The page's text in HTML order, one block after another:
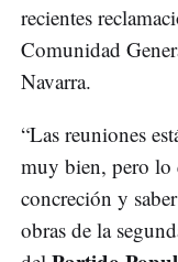
recientes
Comunidad
Navarra.
“Las reuniones
muy bien, pero lo
concreción y
obras de la